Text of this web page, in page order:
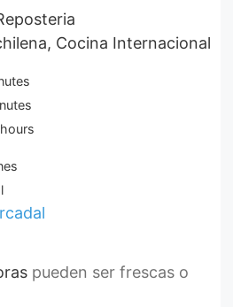
Cocina Internacional
hours
pueden ser frescas o